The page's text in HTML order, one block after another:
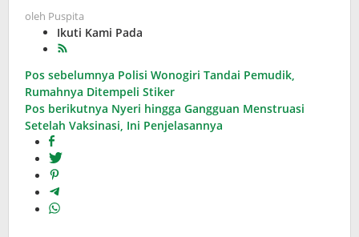
oleh Puspita
Ikuti Kami Pada
Navigasi
pos
Pos sebelumnya Polisi Wonogiri Tandai Pemudik,
Rumahnya Ditempeli Stiker
Pos berikutnya Nyeri hingga Gangguan Menstruasi
Setelah Vaksinasi, Ini Penjelasannya